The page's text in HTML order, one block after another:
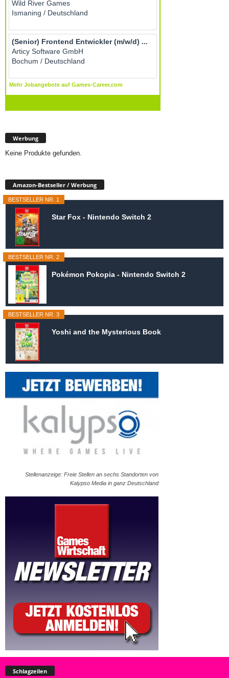
Werbung
Keine Produkte gefunden.
Amazon-Bestseller / Werbung
BESTSELLER NR. 1
Star Fox - Nintendo Switch 2
BESTSELLER NR. 2
Pokémon Pokopia - Nintendo Switch 2
BESTSELLER NR. 3
Yoshi and the Mysterious Book
Stellenanzeige: Freie Stellen an sechs Standorten von
Kalypso Media in ganz Deutschland
Schlagzeilen